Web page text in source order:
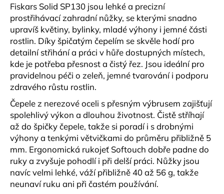
Fiskars Solid SP130 jsou lehké a precizní
prostřihávací zahradní nůžky, se kterými snadno
upravíš květiny, bylinky, mladé výhony i jemné části
rostlin. Díky špičatým čepelím se skvěle hodí pro
detailní střihání a práci v hůře dostupných místech,
kde je potřeba přesnost a čistý řez. Jsou ideální pro
pravidelnou péči o zeleň, jemné tvarování i podporu
zdravého růstu rostlin.
Čepele z nerezové oceli s přesným výbrusem zajišťují
spolehlivý výkon a dlouhou životnost. Čistě stříhají
až do špičky čepele, takže si poradí i s drobnými
výhony a tenkými větvičkami do průměru přibližně 5
mm. Ergonomická rukojeť Softouch dobře padne do
ruky a zvyšuje pohodlí i při delší práci. Nůžky jsou
navíc velmi lehké, váží přibližně 40 až 56 g, takže
neunaví ruku ani při častém používání.
D
o
p
o
r
u
č
u
j
e
m
e
INTEGRA